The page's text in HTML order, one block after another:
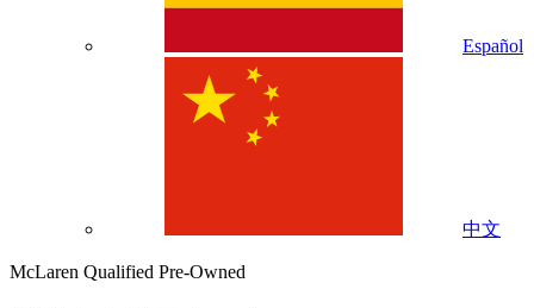
Español
中文
McLaren Qualified Pre-Owned